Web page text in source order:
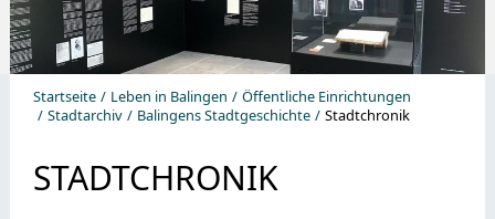
Startseite Leben in Balingen
Öffentliche Einrichtungen
Stadtarchiv
Balingens Stadtgeschichte Stadtchronik
STADTCHRONIK